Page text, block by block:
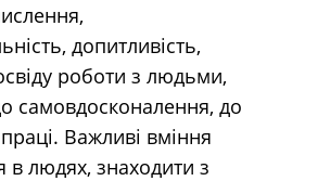
допитливість,
роботи з людьми,
самовдосконалення, до
Важливі вміння
в людях, знаходити з